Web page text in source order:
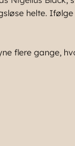
helte. Ifølge
flere gange,